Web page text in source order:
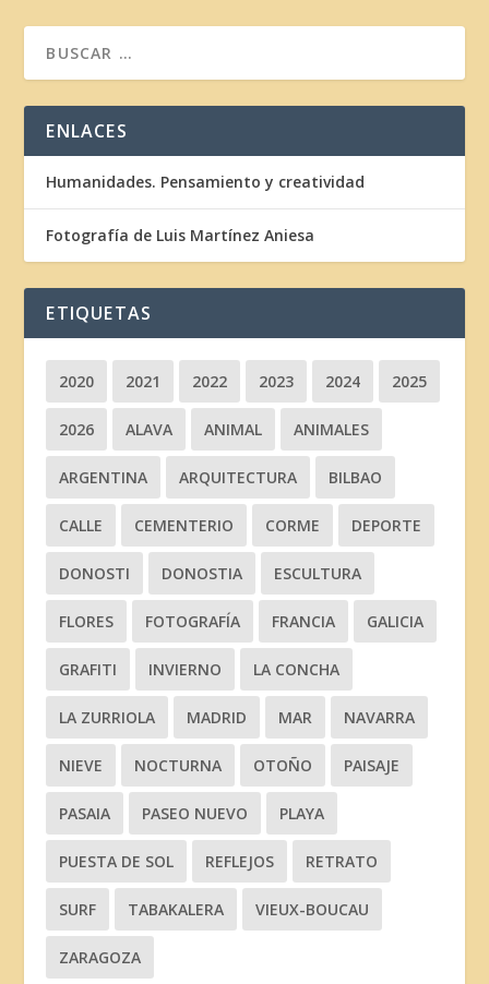
ENLACES
Humanidades. Pensamiento y creatividad
Fotografía de Luis Martínez Aniesa
ETIQUETAS
2020 2021 2022 2023 2024 2025
2026 ALAVA ANIMAL ANIMALES
ARGENTINA ARQUITECTURA BILBAO
CALLE CEMENTERIO CORME DEPORTE
DONOSTI DONOSTIA ESCULTURA
FLORES FOTOGRAFÍA FRANCIA GALICIA
GRAFITI INVIERNO LA CONCHA
LA ZURRIOLA MADRID MAR NAVARRA
NIEVE NOCTURNA OTOÑO PAISAJE
PASAIA PASEO NUEVO PLAYA
PUESTA DE SOL REFLEJOS RETRATO
SURF TABAKALERA VIEUX-BOUCAU
ZARAGOZA